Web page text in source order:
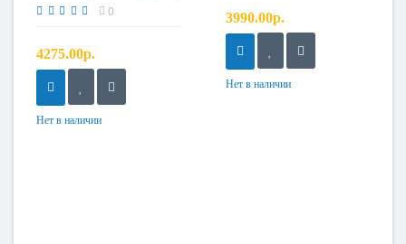
149Вт) C00424759 аналог
0
4275.00р.
Нет в наличии
3990.00р.
Нет в наличии